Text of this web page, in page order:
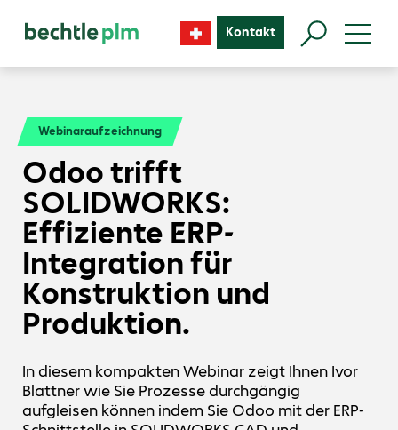
Kontakt
Webinaraufzeichnung
Odoo trifft
SOLIDWORKS:
Effiziente ERP-
Integration für
Konstruktion und
Produktion.
In diesem kompakten Webinar zeigt Ihnen Ivor
Blattner wie Sie Prozesse durchgängig
aufgleisen können indem Sie Odoo mit der ERP-